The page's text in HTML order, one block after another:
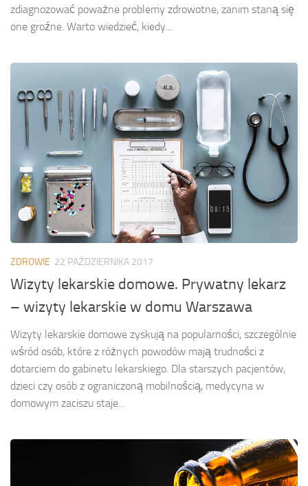
zdiagnozować poważne problemy zdrowotne, zanim staną się
one groźne. Warto wiedzieć, kiedy...
ZDROWIE 22 PAŹDZIERNIKA 2017
Wizyty lekarskie domowe. Prywatny lekarz
– wizyty lekarskie w domu Warszawa
Wizyty lekarskie domowe zyskują na popularności, szczególnie
wśród osób, które z różnych powodów mają trudności z
dotarciem do gabinetu lekarskiego. Dla starszych pacjentów,
dzieci czy osób z ograniczoną mobilnością, medycyna w
domowym zaciszu staje...